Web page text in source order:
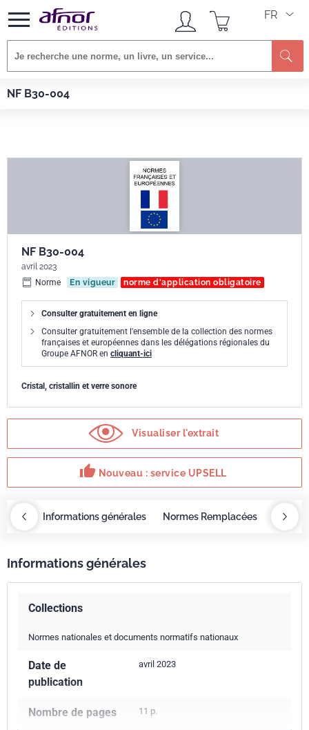
FR
NF B30-004
Afnor EDITIONS
NF B30-004
avril 2023
Norme
En vigueur norme d'application obligatoire
Consulter gratuitement en ligne
Consulter gratuitement l'ensemble de la collection des normes
françaises et européennes dans les délégations régionales du
Groupe AFNOR en cliquant-ici
Cristal, cristallin et verre sonore
Visualiser l'extrait
thumb_up Nouveau : service UPSELL
Informations générales Normes Remplacées
Informations générales
Collections
Normes nationales et documents normatifs nationaux
Date de
publication
avril 2023
Nombre de pages 11 p.